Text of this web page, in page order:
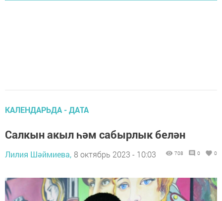
КАЛЕНДАРЬДА - ДАТА
Салкын акыл һәм сабырлык белән
Лилия Шәймиева, 8 октябрь 2023 - 10:03 708 0 0